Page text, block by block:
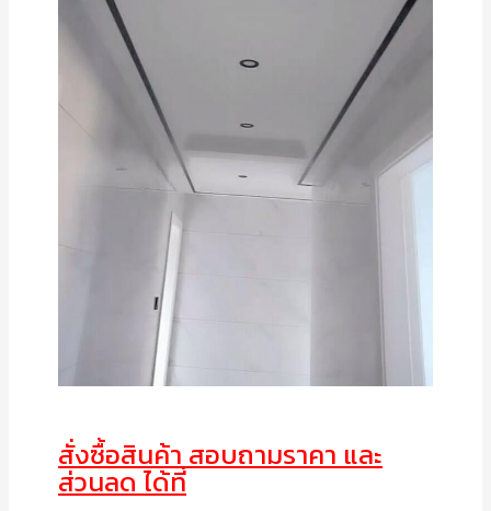
สั่งซื้อสินค้า สอบถามราคา และ
ส่วนลด ได้ที่